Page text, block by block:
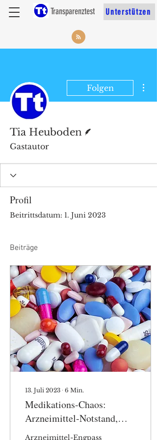
Unterstützen
Transparenztest
Folgen
Tia Heuboden
Gastautor
Profil
Beitrittsdatum: 1. Juni 2023
Beiträge
13. Juli 2023 ∙ 6 Min.
Medikations-Chaos:
Arzneimittel-Notstand,
Multimedikation, fehlende
Arzneimittel-Engpass